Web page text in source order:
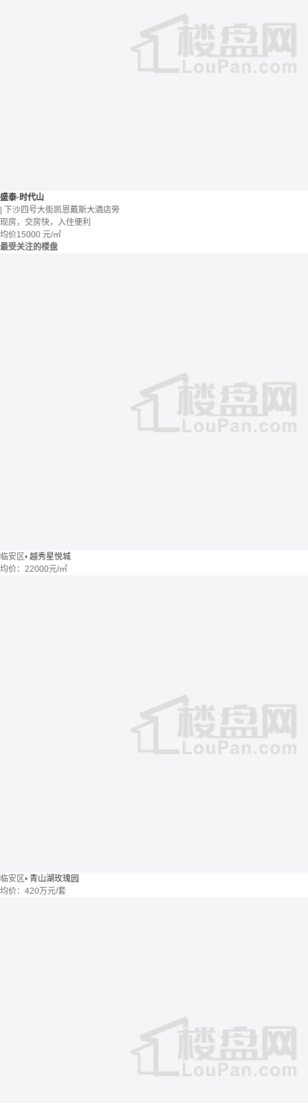
盛泰·时代山
| 下沙四号大街凯恩戴斯大酒店旁
现房，交房快，入住便利
均价15000 元/㎡
最受关注的楼盘
临安区• 越秀星悦城
均价： 22000元/㎡
临安区• 青山湖玫瑰园
均价： 420万元/套